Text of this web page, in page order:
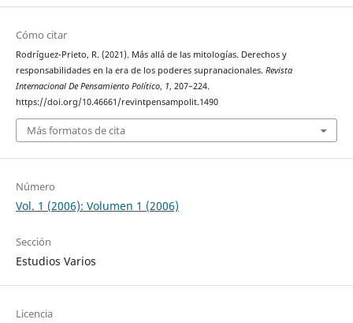
Cómo citar
Rodríguez-Prieto, R. (2021). Más allá de las mitologías. Derechos y
responsabilidades en la era de los poderes supranacionales. Revista
Internacional De Pensamiento Político, 1, 207–224.
https://doi.org/10.46661/revintpensampolit.1490
Más formatos de cita
Número
Vol. 1 (2006): Volumen 1 (2006)
Sección
Estudios Varios
Licencia